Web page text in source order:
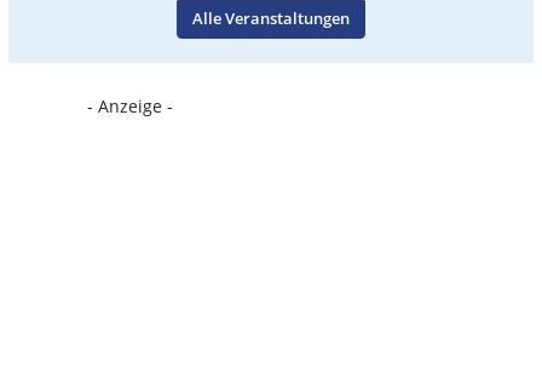
Alle Veranstaltungen
- Anzeige -